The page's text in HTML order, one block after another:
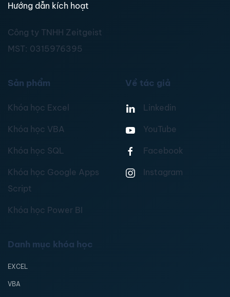
Hướng dẫn kích hoạt
Công ty TNHH Zeitgeist
MST: 0315976395
Sản phẩm
Khóa học Excel
Khóa học VBA
Khóa học SQL
Khóa học Google Apps
Script
Khóa học Power BI
Về tác giả
Linkedin
YouTube
Facebook
Instagram
Danh mục khóa học
EXCEL
VBA